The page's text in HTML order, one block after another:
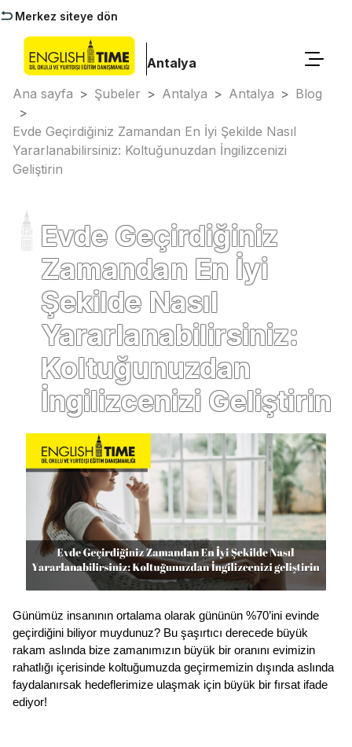
Merkez siteye dön
Antalya
Ana sayfa > Şubeler > Antalya > Antalya > Blog
>
Evde Geçirdiğiniz Zamandan En İyi Şekilde Nasıl
Yararlanabilirsiniz: Koltuğunuzdan İngilizcenizi
Geliştirin
Evde Geçirdiğiniz
Zamandan En İyi
Şekilde Nasıl
Yararlanabilirsiniz:
Koltuğunuzdan
İngilizcenizi Geliştirin
Günümüz insanının ortalama olarak gününün %70’ini evinde
geçirdiğini biliyor muydunuz? Bu şaşırtıcı derecede büyük
rakam aslında bize zamanımızın büyük bir oranını evimizin
rahatlığı içerisinde koltuğumuzda geçirmemizin dışında aslında
faydalanırsak hedeflerimize ulaşmak için büyük bir fırsat ifade
ediyor!